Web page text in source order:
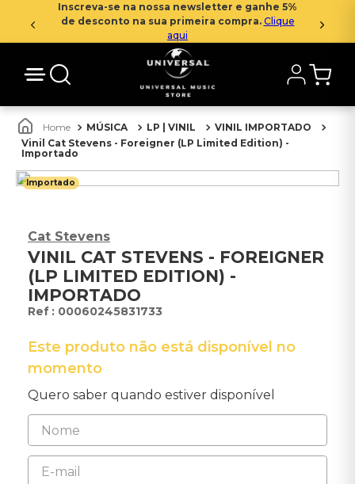
Inscreva-se na nossa newsletter e ganhe 5%
de desconto na sua primeira compra. Clique
aqui
MÚSICA LP | VINIL
VINIL IMPORTADO
Vinil Cat Stevens - Foreigner (LP Limited Edition) -
Importado
Importado
Cat Stevens
VINIL CAT STEVENS - FOREIGNER
(LP LIMITED EDITION) -
IMPORTADO
: 00060245831733
Este produto não está disponível no
momento
Quero saber quando estiver disponível